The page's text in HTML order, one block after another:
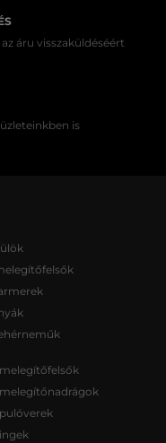
áru visszaküldéséért
is